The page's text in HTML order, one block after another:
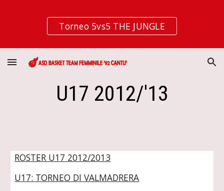
Skip to main content Skip to navigation
Torneo 5vs5 THE JUNGLE
U17 2012/'13
ROSTER U17 2012/2013
U17: TORNEO DI VALMADRERA